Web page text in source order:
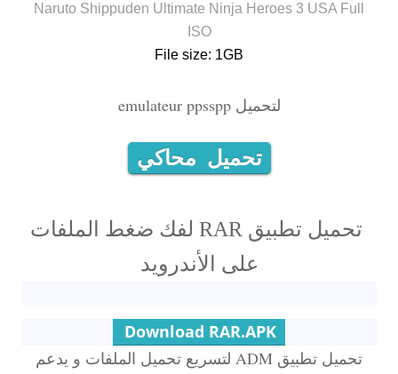
Naruto Shippuden Ultimate Ninja Heroes 3 USA Full
ISO
File size: 1GB
لتحميل emulateur ppsspp
تحميل محاكي
تحميل تطبيق RAR لفك ضغط الملفات
على الأندرويد
Download RAR.APK
تحميل تطبيق ADM لتسريع تحميل الملفات و يدعم